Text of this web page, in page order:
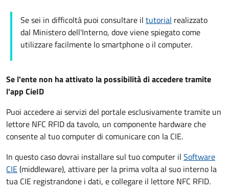
Se sei in difficoltà puoi consultare il tutorial realizzato
dal Ministero dell'Interno, dove viene spiegato come
utilizzare facilmente lo smartphone o il computer.
Se l'ente non ha attivato la possibilità di accedere tramite
l'app CieID
Puoi accedere ai servizi del portale esclusivamente tramite un
lettore NFC RFID da tavolo, un componente hardware che
consente al tuo computer di comunicare con la CIE.
In questo caso dovrai installare sul tuo computer il Software
CIE(middleware), attivare per la prima volta al suo interno la
tua CIE registrandone i dati, e collegare il lettore NFC RFID.